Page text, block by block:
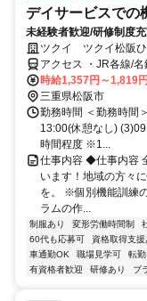
デイサービスでの
未経験者歓迎/研修制度
人】ツクイ ツクイ松阪
アクセス ・JR各線/
塚古墳公園前」下車
分
時給1,357円～1,819円
三重県松阪市
勤務時間 ＜勤務時間
13:00(休憩なし)
時間程度 ※1...
仕事内容 ◆仕事内容
います！地域の方々
を。 ※個別機能訓練
ラムの作...
制服あり 変形労働時間制
60代も応募可
資格取得支援
車通勤OK
職場見学可 転
有資格者歓迎
研修あり ブ